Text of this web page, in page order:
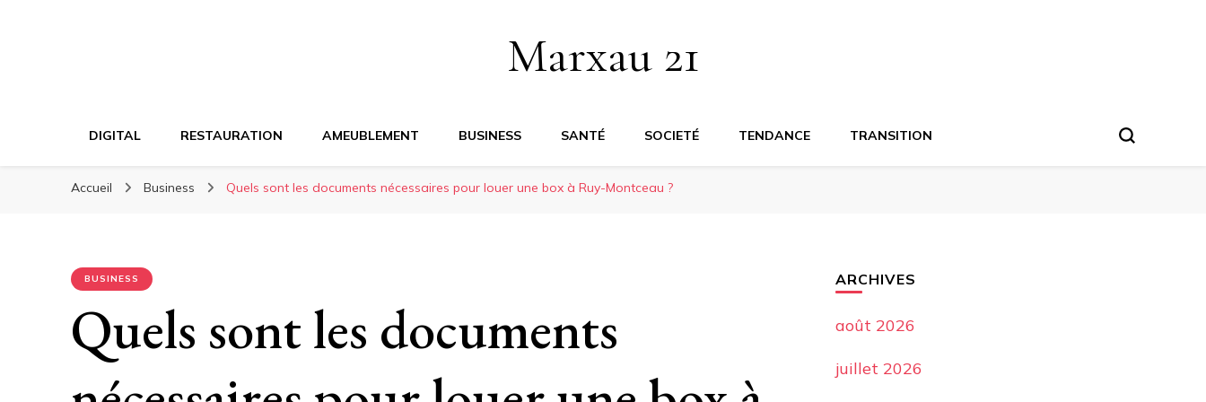
Marxau 21
DIGITAL RESTAURATION AMEUBLEMENT BUSINESS SANTÉ SOCIETÉ TENDANCE TRANSITION
Accueil Business Quels sont les documents nécessaires pour louer une box à Ruy-Montceau ?
BUSINESS
Quels sont les documents
ARCHIVES
août 2026
juillet 2026